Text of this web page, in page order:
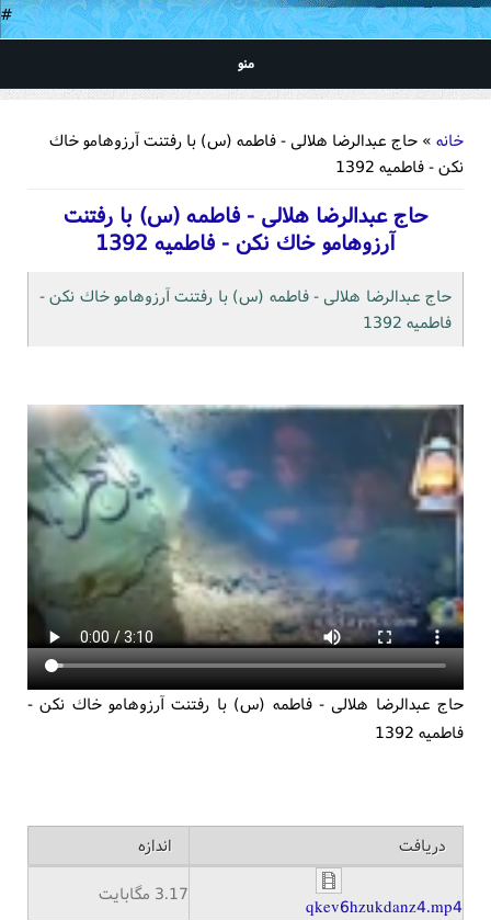
#
منو
خانه » حاج عبدالرضا هلالی - فاطمه (س) با رفتنت آرزوهامو خاك
نكن - فاطميه 1392
حاج عبدالرضا هلالی - فاطمه (س) با رفتنت
آرزوهامو خاك نكن - فاطميه 1392
حاج عبدالرضا هلالی - فاطمه (س) با رفتنت آرزوهامو خاك نكن -
فاطميه 1392
حاج عبدالرضا هلالی - فاطمه (س) با رفتنت آرزوهامو خاك نكن -
فاطميه 1392
دریافت اندازه
qkev6hzukdanz4.mp4
3.17 مگابایت